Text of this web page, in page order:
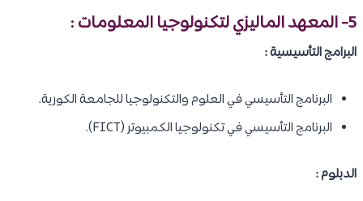
5- المعهد الماليزي لتكنولوجيا المعلومات :
البرامج التأسيسية :
البرنامج التأسيسي في العلوم والتكنولوجيا للجامعة الكورية.
البرنامج التأسيسي في تكنولوجيا الكمبيوتر (FICT).
الدبلوم :